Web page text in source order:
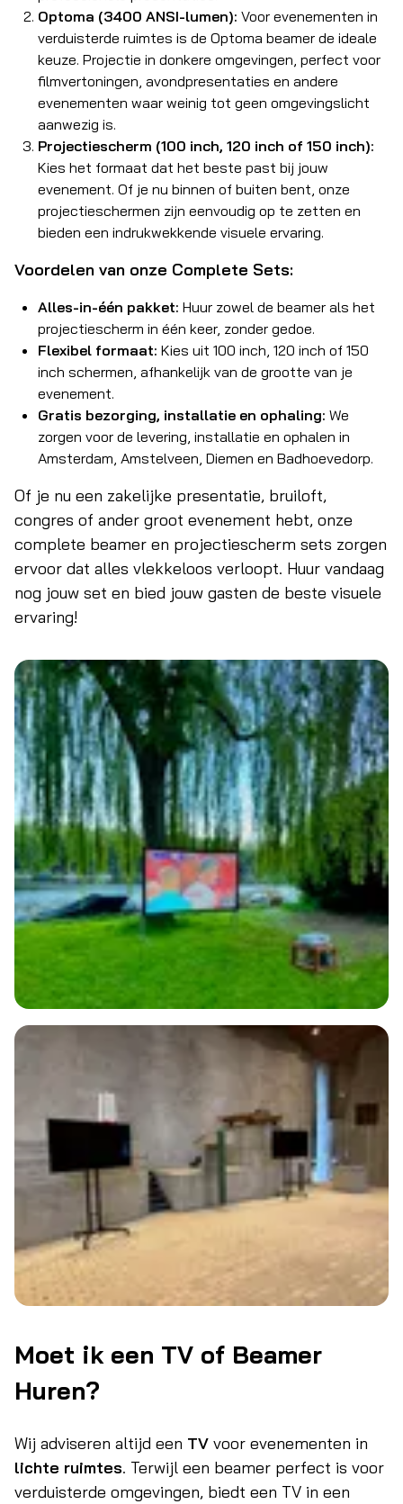
Optoma (3400 ANSI-lumen): Voor evenementen in
verduisterde ruimtes is de Optoma beamer de ideale
keuze. Projectie in donkere omgevingen, perfect voor
filmvertoningen, avondpresentaties en andere
evenementen waar weinig tot geen omgevingslicht
aanwezig is.
Projectiescherm (100 inch, 120 inch of 150 inch):
Kies het formaat dat het beste past bij jouw
evenement. Of je nu binnen of buiten bent, onze
projectieschermen zijn eenvoudig op te zetten en
bieden een indrukwekkende visuele ervaring.
Voordelen van onze Complete Sets:
Alles-in-één pakket: Huur zowel de beamer als het
projectiescherm in één keer, zonder gedoe.
Flexibel formaat: Kies uit 100 inch, 120 inch of 150
inch schermen, afhankelijk van de grootte van je
evenement.
Gratis bezorging, installatie en ophaling: We
zorgen voor de levering, installatie en ophalen in
Amsterdam, Amstelveen, Diemen en Badhoevedorp.
Of je nu een zakelijke presentatie, bruiloft,
congres of ander groot evenement hebt, onze
complete beamer en projectiescherm sets zorgen
ervoor dat alles vlekkeloos verloopt. Huur vandaag
nog jouw set en bied jouw gasten de beste visuele
ervaring!
Moet ik een TV of Beamer
Huren?
Wij adviseren altijd een TV voor evenementen in
lichte ruimtes. Terwijl een beamer perfect is voor
verduisterde omgevingen, biedt een TV in een